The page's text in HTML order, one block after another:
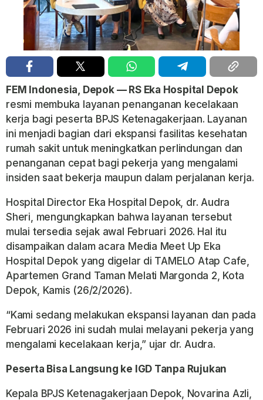
FEM Indonesia, Depok — RS Eka Hospital Depok
resmi membuka layanan penanganan kecelakaan
kerja bagi peserta BPJS Ketenagakerjaan. Layanan
ini menjadi bagian dari ekspansi fasilitas kesehatan
rumah sakit untuk meningkatkan perlindungan dan
penanganan cepat bagi pekerja yang mengalami
insiden saat bekerja maupun dalam perjalanan kerja.
Hospital Director Eka Hospital Depok, dr. Audra
Sheri, mengungkapkan bahwa layanan tersebut
mulai tersedia sejak awal Februari 2026. Hal itu
disampaikan dalam acara Media Meet Up Eka
Hospital Depok yang digelar di TAMELO Atap Cafe,
Apartemen Grand Taman Melati Margonda 2, Kota
Depok, Kamis (26/2/2026).
“Kami sedang melakukan ekspansi layanan dan pada
Februari 2026 ini sudah mulai melayani pekerja yang
mengalami kecelakaan kerja,” ujar dr. Audra.
Peserta Bisa Langsung ke IGD Tanpa Rujukan
Kepala BPJS Ketenagakerjaan Depok, Novarina Azli,